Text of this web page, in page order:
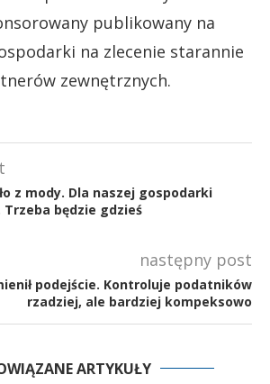
publikowany na
na zlecenie starannie
zewnętrznych.
z mody. Dla naszej gospodarki
Trzeba będzie gdzieś
następny post
podejście. Kontroluje podatników
rzadziej, ale bardziej kompeksowo
ARTYKUŁY